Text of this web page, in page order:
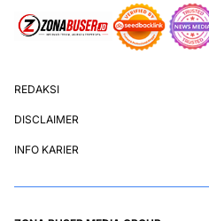
REDAKSI
DISCLAIMER
INFO KARIER